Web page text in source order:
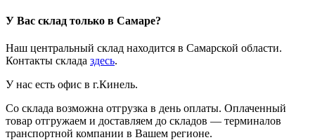
У Вас склад только в Самаре?
Наш центральный склад находится в Самарской области.
Контакты склада здесь.
У нас есть офис в г.Кинель.
Со склада возможна отгрузка в день оплаты. Оплаченный
товар отгружаем и доставляем до складов — терминалов
транспортной компании в Вашем регионе.